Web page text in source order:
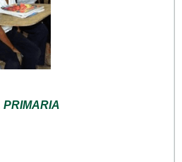
PRIMARIA